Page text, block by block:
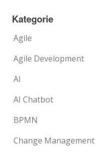
Kategorie
Agile
Agile Development
AI
AI Chatbot
BPMN
Change Management